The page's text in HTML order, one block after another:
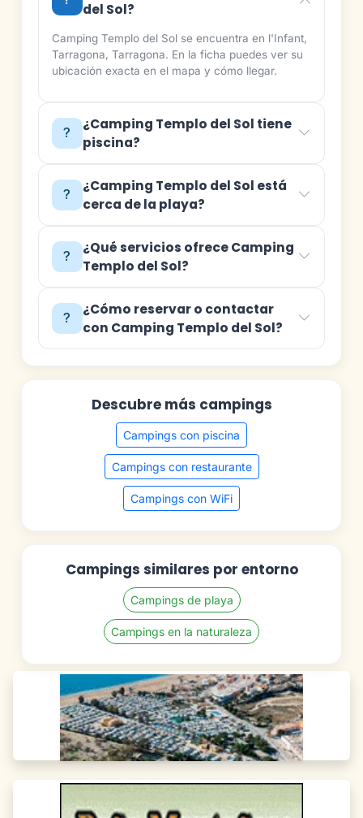
del Sol?
Camping Templo del Sol se encuentra en l'Infant,
Tarragona, Tarragona. En la ficha puedes ver su
ubicación exacta en el mapa y cómo llegar.
¿Camping Templo del Sol tiene
piscina?
¿Camping Templo del Sol está
cerca de la playa?
¿Qué servicios ofrece Camping
Templo del Sol?
¿Cómo reservar o contactar
con Camping Templo del Sol?
Descubre más campings
Campings con piscina
Campings con restaurante
Campings con WiFi
Campings similares por entorno
Campings de playa
Campings en la naturaleza